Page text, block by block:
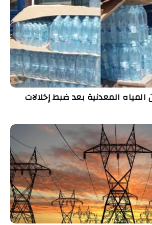
المعدنية بعد ضبط إخلالات